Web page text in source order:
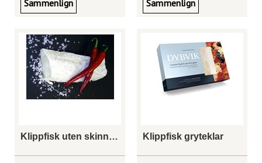
Sammenlign Sammenlign
Klippfisk uten skinn og ben Klippfisk gryteklar